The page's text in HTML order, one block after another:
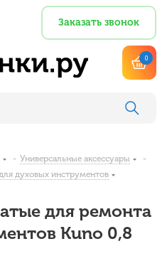
Заказать звонок
0
- Универсальные аксессуары
-
духовых инструментов
для ремонта
Kuno 0,8